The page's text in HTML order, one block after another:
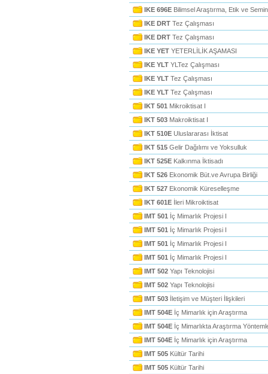
IKE 696E Bilimsel Araştırma, Etik ve
IKE DRT Tez Çalışması
IKE DRT Tez Çalışması
IKE YET YETERLİLİK AŞAMASI
IKE YLT YLTez Çalışması
IKE YLT Tez Çalışması
IKE YLT Tez Çalışması
IKT 501 Mikroiktisat I
IKT 503 Makroiktisat I
IKT 510E Uluslararası İktisat
IKT 515 Gelir Dağılımı ve Yoksulluk
IKT 525E Kalkınma İktisadı
IKT 526 Ekonomik Büt.ve Avrupa Birliği
IKT 527 Ekonomik Küreselleşme
IKT 601E İleri Mikroiktisat
IMT 501 İç Mimarlık Projesi I
IMT 501 İç Mimarlık Projesi I
IMT 501 İç Mimarlık Projesi I
IMT 501 İç Mimarlık Projesi I
IMT 502 Yapı Teknolojisi
IMT 502 Yapı Teknolojisi
IMT 503 İletişim ve Müşteri İlişkileri
IMT 504E İç Mimarlık için Araştırma
IMT 504E İç Mimarlıkta Araştırma
IMT 504E İç Mimarlık için Araştırma
IMT 505 Kültür Tarihi
IMT 505 Kültür Tarihi